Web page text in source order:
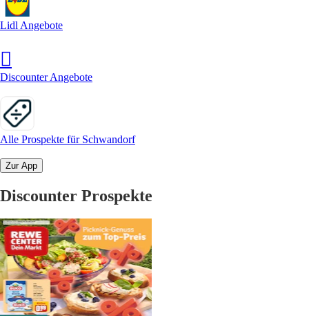
Lidl Angebote
Discounter Angebote
Alle Prospekte für Schwandorf
Zur App
Discounter Prospekte